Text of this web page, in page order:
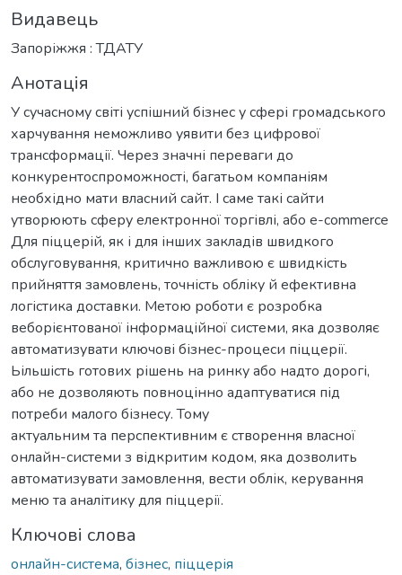
Видавець
Запоріжжя : ТДАТУ
Анотація
У сучасному світі успішний бізнес у сфері громадського
харчування неможливо уявити без цифрової
трансформації. Через значні переваги до
конкурентоспроможності, багатьом компаніям
необхідно мати власний сайт. І саме такі сайти
утворюють сферу електронної торгівлі, або e-commerce
Для піццерій, як і для інших закладів швидкого
обслуговування, критично важливою є швидкість
прийняття замовлень, точність обліку й ефективна
логістика доставки. Метою роботи є розробка
веборієнтованої інформаційної системи, яка дозволяє
автоматизувати ключові бізнес-процеси піццерії.
Ьільшість готових рішень на ринку або надто дорогі,
або не дозволяють повноцінно адаптуватися під
потреби малого бізнесу. Тому
актуальним та перспективним є створення власної
онлайн-системи з відкритим кодом, яка дозволить
автоматизувати замовлення, вести облік, керування
меню та аналітику для піццерії.
Ключові слова
онлайн-система, бізнес, піццерія